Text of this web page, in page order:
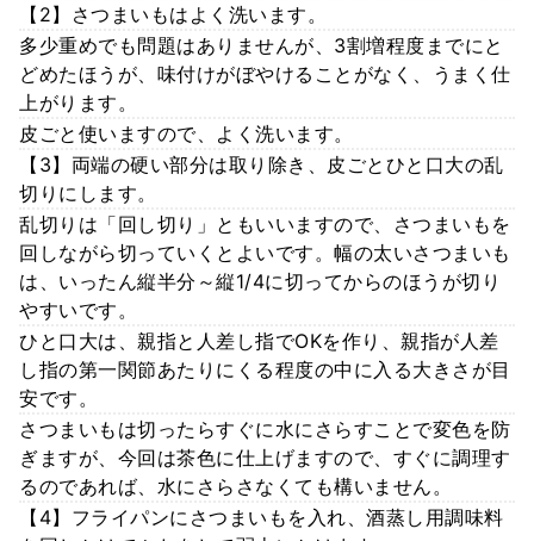
【2】さつまいもはよく洗います。
多少重めでも問題はありませんが、3割増程度までにと
どめたほうが、味付けがぼやけることがなく、うまく仕
上がります。
皮ごと使いますので、よく洗います。
【3】両端の硬い部分は取り除き、皮ごとひと口大の乱
切りにします。
乱切りは「回し切り」ともいいますので、さつまいもを
回しながら切っていくとよいです。幅の太いさつまいも
は、いったん縦半分～縦1/4に切ってからのほうが切り
やすいです。
ひと口大は、親指と人差し指でOKを作り、親指が人差
し指の第一関節あたりにくる程度の中に入る大きさが目
安です。
さつまいもは切ったらすぐに水にさらすことで変色を防
ぎますが、今回は茶色に仕上げますので、すぐに調理す
るのであれば、水にさらさなくても構いません。
【4】フライパンにさつまいもを入れ、酒蒸し用調味料